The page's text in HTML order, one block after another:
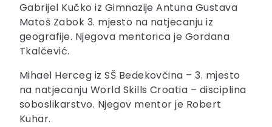
Gabrijel Kučko iz Gimnazije Antuna Gustava
Matoš Zabok 3. mjesto na natjecanju iz
geografije. Njegova mentorica je Gordana
Tkalčević.
Mihael Herceg iz SŠ Bedekovčina – 3. mjesto
na natjecanju World Skills Croatia – disciplina
soboslikarstvo. Njegov mentor je Robert
Kuhar.